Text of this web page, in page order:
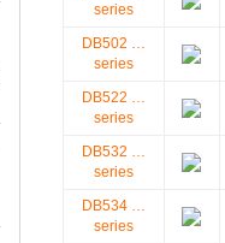
series
DB502 …
series
DB522 …
series
DB532 …
series
DB534 …
series